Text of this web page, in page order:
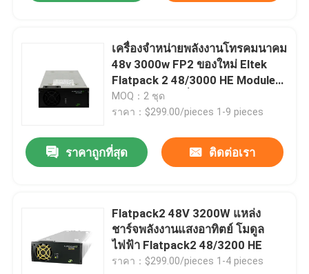
เครื่องจําหน่ายพลังงานโทรคมนาคม
48v 3000w FP2 ของใหม่ Eltek
Flatpack 2 48/3000 HE Module
Rectifier ส่วนที่ 241119105
MOQ：2 ชุด
ราคา：$299.00/pieces 1-9 pieces
ราคาถูกที่สุด ติดต่อเรา
Flatpack2 48V 3200W แหล่ง
ชาร์จพลังงานแสงอาทิตย์ โมดูล
ไฟฟ้า Flatpack2 48/3200 HE
ราคา：$299.00/pieces 1-4 pieces